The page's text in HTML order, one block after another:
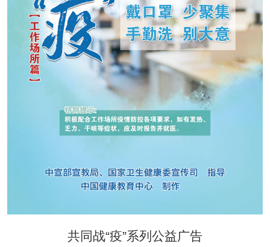
共同战“疫”系列公益广告